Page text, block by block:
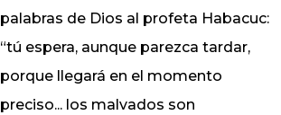
palabras de Dios al profeta Habacuc:
“tú espera, aunque parezca tardar,
porque llegará en el momento
preciso... los malvados son